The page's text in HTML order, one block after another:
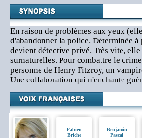
En raison de problèmes aux yeux
d'abandonner la police. Déterminée
devient détective privé. Très vite,
surnaturelles. Pour combattre le
personne de Henry Fitzroy, un
Une collaboration qui n'enchante
Fabien
Briche
Benjamin
Pascal